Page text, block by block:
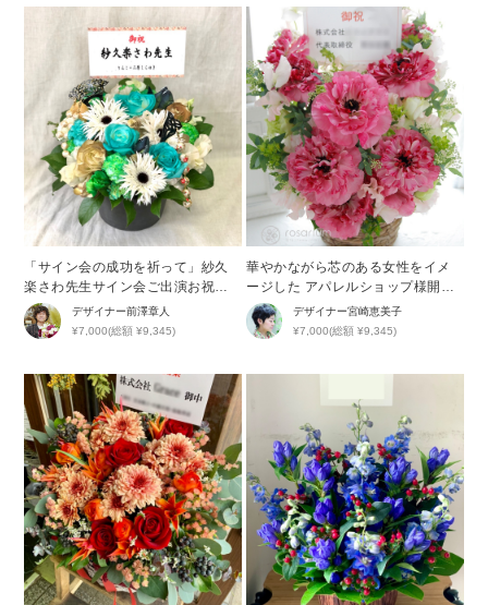
「サイン会の成功を祈って」紗久
楽さわ先生サイン会ご出演お祝い
花
デザイナー前澤章人
¥7,000(総額 ¥9,345)
華やかながら芯のある女性をイメ
ージした アパレルショップ様開店
祝い花
デザイナー宮崎恵美子
¥7,000(総額 ¥9,345)